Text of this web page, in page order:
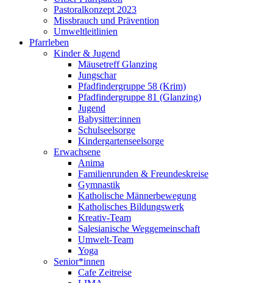
Pastoralkonzept 2023
Missbrauch und Prävention
Umweltleitlinien
Pfarrleben
Kinder & Jugend
Mäusetreff Glanzing
Jungschar
Pfadfindergruppe 58 (Krim)
Pfadfindergruppe 81 (Glanzing)
Jugend
Babysitter:innen
Schulseelsorge
Kindergartenseelsorge
Erwachsene
Anima
Familienrunden & Freundeskreise
Gymnastik
Katholische Männerbewegung
Katholisches Bildungswerk
Kreativ-Team
Salesianische Weggemeinschaft
Umwelt-Team
Yoga
Senior*innen
Cafe Zeitreise